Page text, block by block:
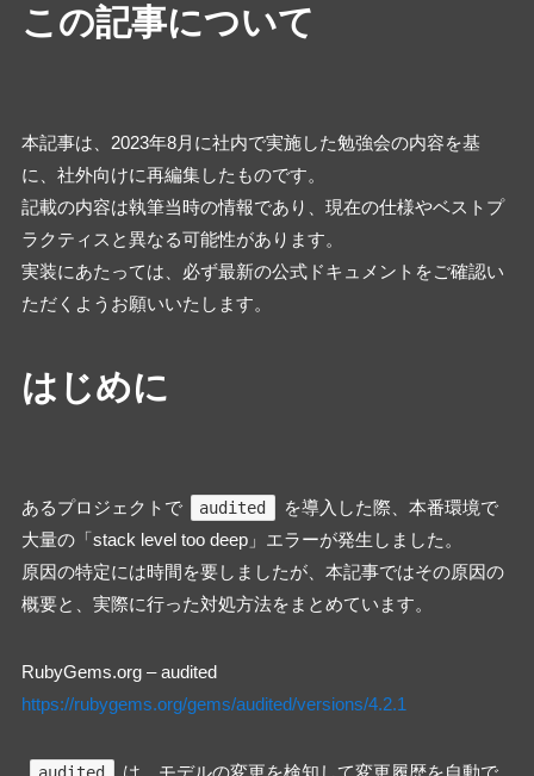
この記事について
本記事は、2023年8月に社内で実施した勉強会の内容を基
に、社外向けに再編集したものです。
記載の内容は執筆当時の情報であり、現在の仕様やベストプ
ラクティスと異なる可能性があります。
実装にあたっては、必ず最新の公式ドキュメントをご確認い
ただくようお願いいたします。
はじめに
あるプロジェクトで audited
を導入した際、本番環境で
大量の「stack level too deep」エラーが発生しました。
原因の特定には時間を要しましたが、本記事ではその原因の
概要と、実際に行った対処方法をまとめています。
RubyGems.org – audited
https://rubygems.org/gems/audited/versions/4.2.1
audited
は、モデルの変更を検知して変更履歴を自動で